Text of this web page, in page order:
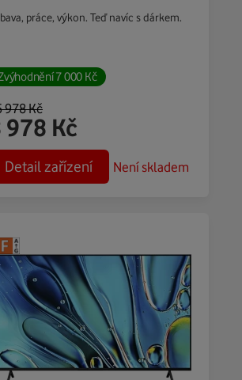
práce, výkon. Teď navíc s dárkem.
7 000 Kč
978Kč
978 Kč
Detail zařízení Není skladem